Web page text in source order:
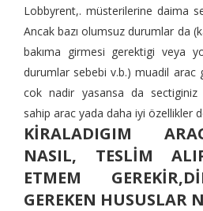
Lobbyrent,. müsterilerine daima
Ancak bazı olumsuz durumlar da
bakıma girmesi gerektigi veya
durumlar sebebi v.b.) muadil arac
cok nadir yasansa da sectiginiz
sahip arac yada daha iyi özellikler
KİRALADIGIM
NASIL, TESLİM
ETMEM
GEREKEN HUSUSLAR